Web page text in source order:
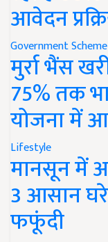
आवेदन
Government Scheme
मुर्रा भैंस
75% तक
योजना में
Lifestyle
मानसून में
3 आसान
फफूंदी